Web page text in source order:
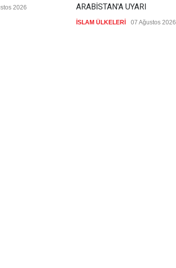
2026
ARABİSTAN'A UYARI
İSLAM ÜLKELERİ 07 Ağustos 2026